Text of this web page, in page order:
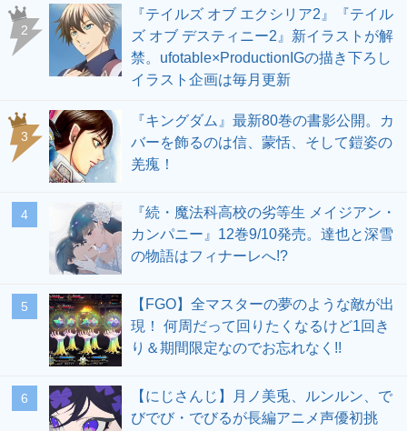
2
『テイルズ オブ エクシリア2』『テイル
ズ オブ デスティニー2』新イラストが解
禁。ufotable×ProductionIGの描き下ろし
イラスト企画は毎月更新
3
『キングダム』最新80巻の書影公開。カ
バーを飾るのは信、蒙恬、そして鎧姿の
羌瘣！
4
『続・魔法科高校の劣等生 メイジアン・
カンパニー』12巻9/10発売。達也と深雪
の物語はフィナーレへ!?
5
【FGO】全マスターの夢のような敵が出
現！ 何周だって回りたくなるけど1回き
り＆期間限定なのでお忘れなく!!
6
【にじさんじ】月ノ美兎、ルンルン、で
びでび・でびるが長編アニメ声優初挑